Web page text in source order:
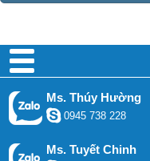
Ms. Thúy Hường
0945 738 228
Ms. Tuyết Chinh